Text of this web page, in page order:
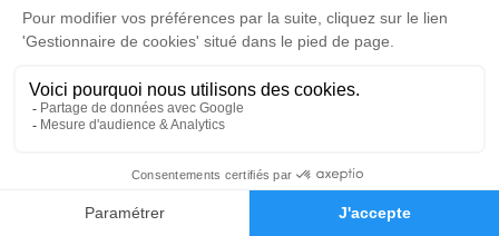
Faire-part Hommages
mercredi 16 juin 2021 à 11h30
Crematorium D de Montreuil-Juigne
avenue des Poiriers